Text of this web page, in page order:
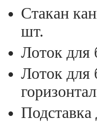
Стакан
шт.
Лоток для
Лоток для